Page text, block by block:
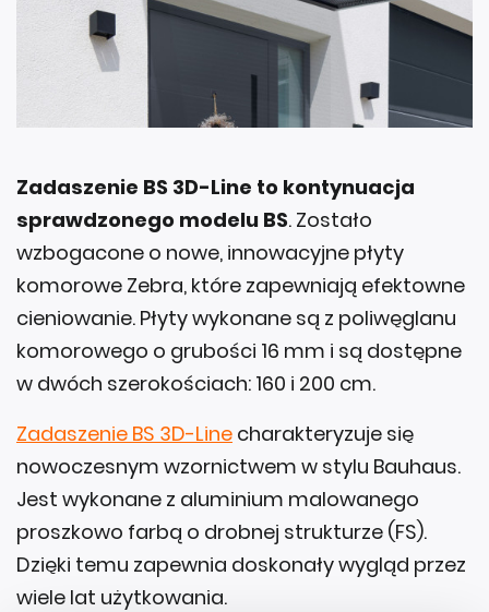
Zadaszenie BS 3D-Line to kontynuacja
sprawdzonego modelu BS. Zostało
wzbogacone o nowe, innowacyjne płyty
komorowe Zebra, które zapewniają efektowne
cieniowanie. Płyty wykonane są z poliwęglanu
komorowego o grubości 16 mm i są dostępne
w dwóch szerokościach: 160 i 200 cm.
Zadaszenie BS 3D-Line charakteryzuje się
nowoczesnym wzornictwem w stylu Bauhaus.
Jest wykonane z aluminium malowanego
proszkowo farbą o drobnej strukturze (FS).
Dzięki temu zapewnia doskonały wygląd przez
wiele lat użytkowania.